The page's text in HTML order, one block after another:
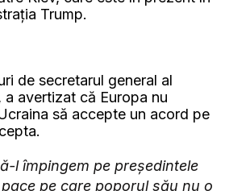
Trump.
de secretarul general al
a avertizat că Europa nu
să accepte un acord pe
l împingem pe președintele
pe care poporul său nu o